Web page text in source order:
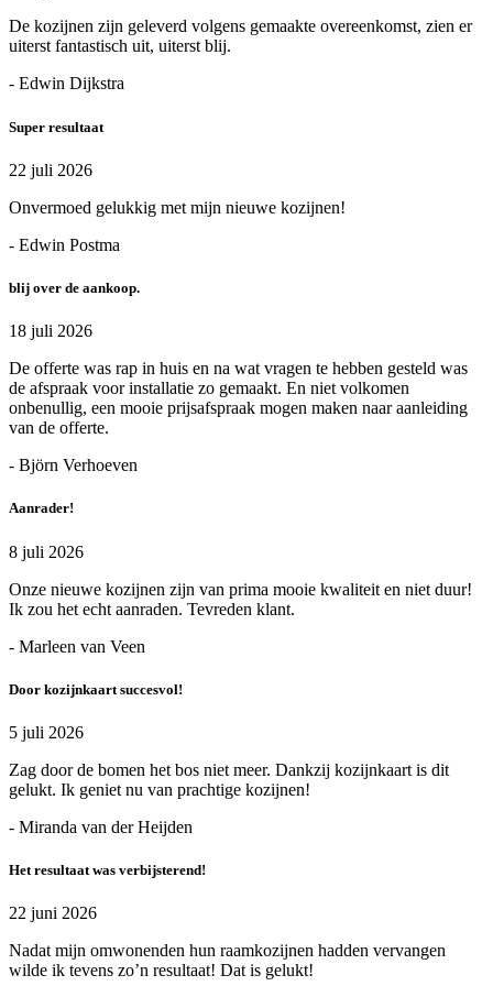
De kozijnen zijn geleverd volgens gemaakte overeenkomst, zien er
uiterst fantastisch uit, uiterst blij.
- Edwin Dijkstra
Super resultaat
22 juli 2026
Onvermoed gelukkig met mijn nieuwe kozijnen!
- Edwin Postma
blij over de aankoop.
18 juli 2026
De offerte was rap in huis en na wat vragen te hebben gesteld was
de afspraak voor installatie zo gemaakt. En niet volkomen
onbenullig, een mooie prijsafspraak mogen maken naar aanleiding
van de offerte.
- Björn Verhoeven
Aanrader!
8 juli 2026
Onze nieuwe kozijnen zijn van prima mooie kwaliteit en niet duur!
Ik zou het echt aanraden. Tevreden klant.
- Marleen van Veen
Door kozijnkaart succesvol!
5 juli 2026
Zag door de bomen het bos niet meer. Dankzij kozijnkaart is dit
gelukt. Ik geniet nu van prachtige kozijnen!
- Miranda van der Heijden
Het resultaat was verbijsterend!
22 juni 2026
Nadat mijn omwonenden hun raamkozijnen hadden vervangen
wilde ik tevens zo’n resultaat! Dat is gelukt!